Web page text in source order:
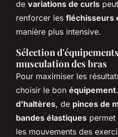
de variations de curls
renforcer les fléchisseurs
manière plus intensive.
Sélection
musculation des bras
Pour maximiser les
choisir le bon équipement
d'haltères, de pinces de
bandes élastiques
les mouvements des